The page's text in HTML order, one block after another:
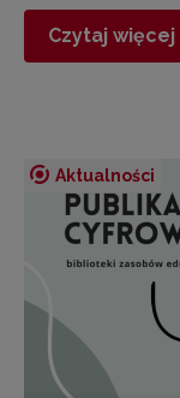
Czytaj więcej
Aktualności